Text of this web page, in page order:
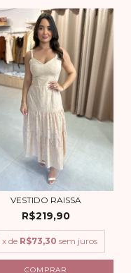
VESTIDO RAISSA
R$219,90
x de R$73,30 sem juros
COMPRAR